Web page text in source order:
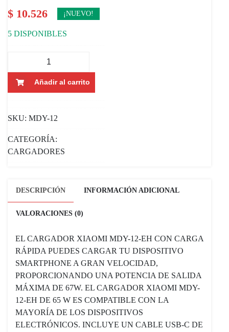
$ 10.526 ¡NUEVO!
5 DISPONIBLES
CARGADOR
USB-
A
CABLE
C
MDY-
W
METRO
CANTIDAD
Añadir al carrito
SKU: MDY-12
CATEGORÍA:
CARGADORES
DESCRIPCIÓN INFORMACIÓN ADICIONAL
VALORACIONES (0)
EL CARGADOR XIAOMI MDY-12-EH CON CARGA
RÁPIDA PUEDES CARGAR TU DISPOSITIVO
SMARTPHONE A GRAN VELOCIDAD,
PROPORCIONANDO UNA POTENCIA DE SALIDA
MÁXIMA DE 67W. EL CARGADOR XIAOMI MDY-
12-EH DE 65 W ES COMPATIBLE CON LA
MAYORÍA DE LOS DISPOSITIVOS
ELECTRÓNICOS. INCLUYE UN CABLE USB-C DE